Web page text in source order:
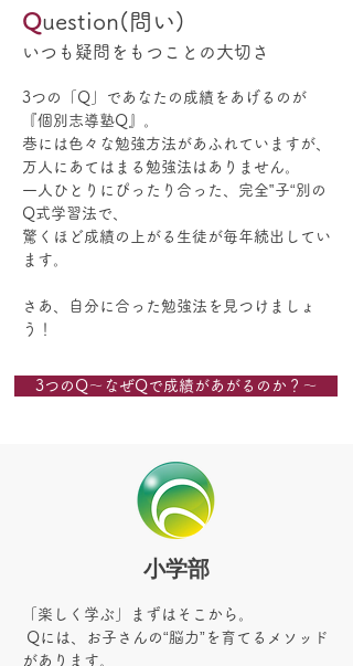
Question(問い)
いつも疑問をもつことの大切さ
3つの「Q」であなたの成績をあげるのが
『個別志導塾Q』。
巷には色々な勉強方法があふれていますが、
万人にあてはまる勉強法はありません。
一人ひとりにぴったり合った、完全‟子“別の
Q式学習法で、
驚くほど成績の上がる生徒が毎年続出してい
ます。
さあ、自分に合った勉強法を見つけましょ
う！
3つのQ～なぜQで成績があがるのか？～
小学部
「楽しく学ぶ」まずはそこから。
Qには、お子さんの“脳力”を育てるメソッド
があります。